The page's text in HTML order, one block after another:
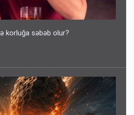
korluğa səbəb olur?